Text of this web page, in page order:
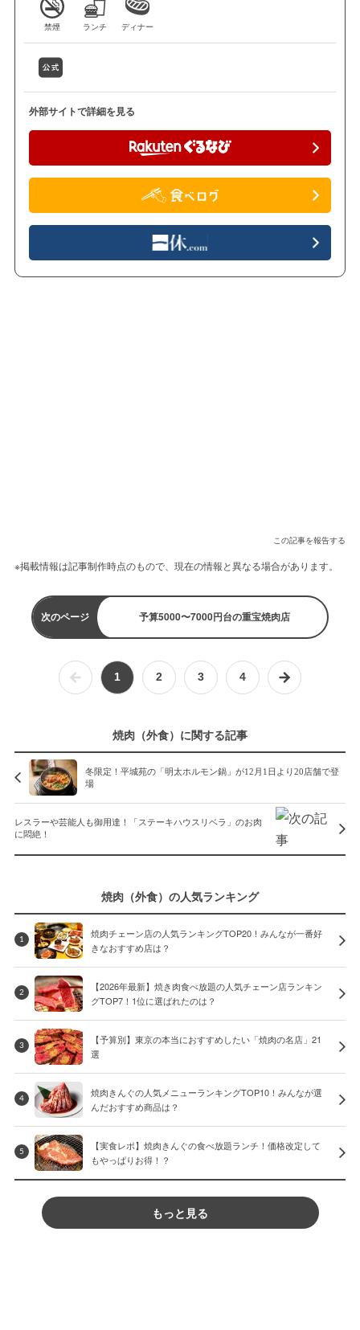
禁煙 ランチ ディナー
外部サイトで詳細を見る
この記事を報告する
※掲載情報は記事制作時点のもので、現在の情報と異なる場合があります。
次のページ 予算5000〜7000円台の重宝焼肉店
1 2 3 4
焼肉（外食）に関する記事
冬限定！平城苑の「明太ホルモン鍋」が12月1日より20店舗で登
場
レスラーや芸能人も御用達！「ステーキハウスリベラ」のお肉
に悶絶！
焼肉（外食）の人気ランキング
1
焼肉チェーン店の人気ランキングTOP20！みんなが一番好
きなおすすめ店は？
2
【2026年最新】焼き肉食べ放題の人気チェーン店ランキン
グTOP7！1位に選ばれたのは？
3
【予算別】東京の本当におすすめしたい「焼肉の名店」21
選
4
焼肉きんぐの人気メニューランキングTOP10！みんなが選
んだおすすめ商品は？
5
【実食レポ】焼肉きんぐの食べ放題ランチ！価格改定して
もやっぱりお得！？
もっと見る